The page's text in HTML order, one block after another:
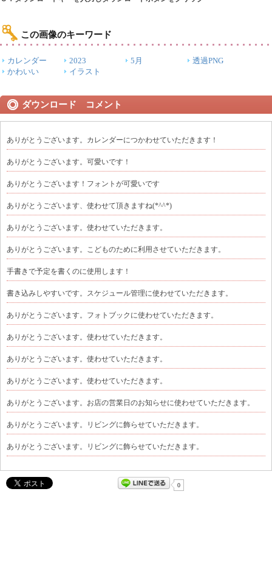
この画像のキーワード
カレンダー 2023 5月
透過PNG
かわいい
イラスト
ダウンロード コメント
ありがとうございます。カレンダーにつかわせていただきます！
ありがとうございます。可愛いです！
ありがとうございます！フォントが可愛いです
ありがとうございます、使わせて頂きますね(*^^*)
ありがとうございます。使わせていただきます。
ありがとうございます。こどものために利用させていただきます。
手書きで予定を書くのに使用します！
書き込みしやすいです。スケジュール管理に使わせていただきます。
ありがとうございます。フォトブックに使わせていただきます。
ありがとうございます。使わせていただきます。
ありがとうございます。使わせていただきます。
ありがとうございます。使わせていただきます。
ありがとうございます。お店の営業日のお知らせに使わせていただきます。
ありがとうございます。リビングに飾らせていただきます。
ありがとうございます。リビングに飾らせていただきます。
0